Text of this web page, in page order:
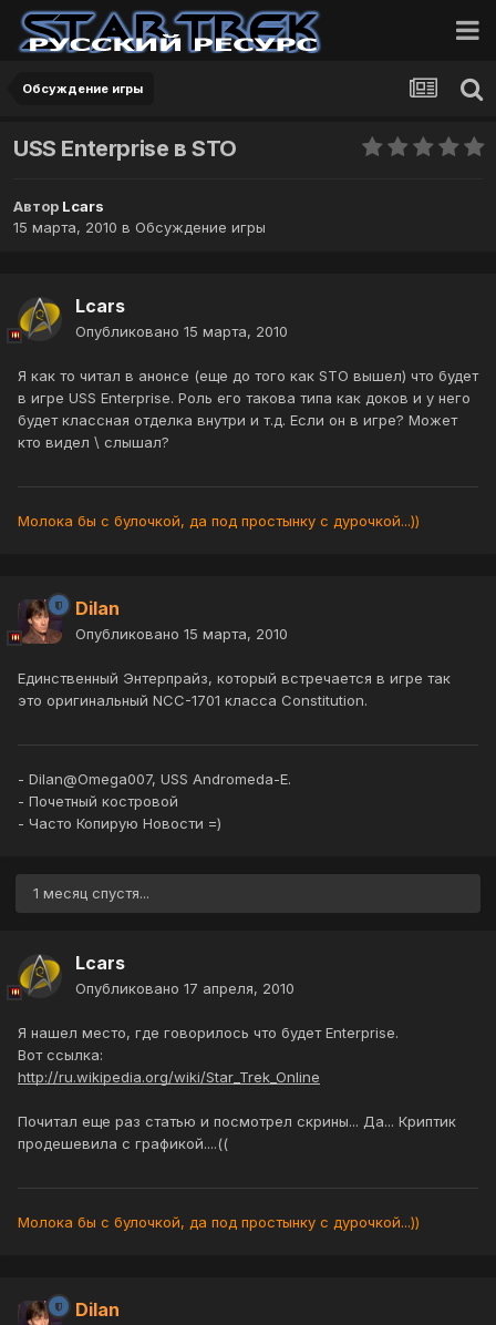
Обсуждение игры
USS Enterprise в STO
Автор Lcars
15 марта, 2010 в Обсуждение игры
Lcars
Опубликовано 15 марта, 2010
Я как то читал в анонсе (еще до того как STO вышел) что будет
в игре USS Enterprise. Роль его такова типа как доков и у него
будет классная отделка внутри и т.д. Если он в игре? Может
кто видел \ слышал?
Молока бы с булочкой, да под простынку с дурочкой...))
Dilan
Опубликовано 15 марта, 2010
Единственный Энтерпрайз, который встречается в игре так
это оригинальный NCC-1701 класса Constitution.
- Dilan@Omega007, USS Andromeda-E.
- Почетный костровой
- Часто Копирую Новости =)
1 месяц спустя...
Lcars
Опубликовано 17 апреля, 2010
Я нашел место, где говорилось что будет Enterprise.
Вот ссылка:
http://ru.wikipedia.org/wiki/Star_Trek_Online
Почитал еще раз статью и посмотрел скрины... Да... Криптик
продешевила с графикой....((
Молока бы с булочкой, да под простынку с дурочкой...))
Dilan